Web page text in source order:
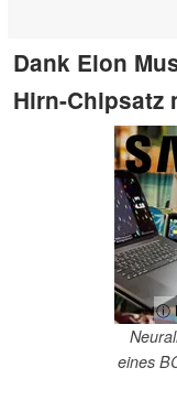
Dank Elon
Hirn-Chipsatz
ⓘ
eines